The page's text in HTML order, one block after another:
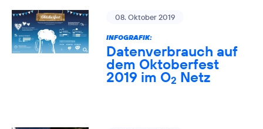
08. Oktober 2019
INFOGRAFIK:
Datenverbrauch auf
dem Oktoberfest
2019 im O2 Netz